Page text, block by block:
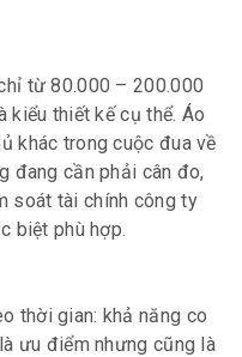
từ 80.000 – 200.000
kiểu thiết kế cụ thể. Áo
khác trong cuộc đua về
đang cần phải cân đo,
soát tài chính công ty
biệt phù hợp.
thời gian: khả năng co
ưu điểm nhưng cũng là